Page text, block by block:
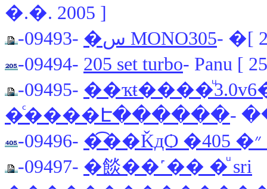
�.�. 2005 ]
-09493-
�س MONO305
-09494- 205 set turbo- Panu [
-09495-
�ͨ����Է������-
-09496-
-09497- �餤��˹�� �ͧ sri